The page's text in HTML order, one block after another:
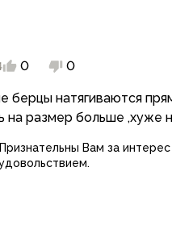
0 0
берцы натягиваются
на размер больше ,хуже
Вам за